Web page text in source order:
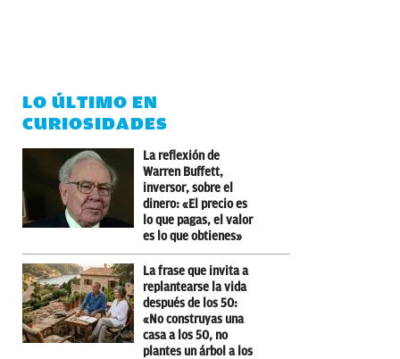
LO ÚLTIMO EN
CURIOSIDADES
La reflexión de
Warren Buffett,
inversor, sobre el
dinero: «El precio es
lo que pagas, el valor
es lo que obtienes»
La frase que invita a
replantearse la vida
después de los 50:
«No construyas una
casa a los 50, no
plantes un árbol a los